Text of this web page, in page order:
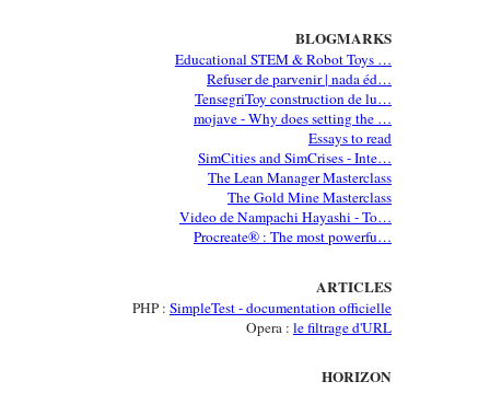
BLOGMARKS
Educational STEM & Robot Toys …
Refuser de parvenir | nada éd…
TensegriToy construction de lu…
mojave - Why does setting the …
Essays to read
SimCities and SimCrises - Inte…
The Lean Manager Masterclass
The Gold Mine Masterclass
Video de Nampachi Hayashi - To…
Procreate® : The most powerfu…
ARTICLES
PHP : SimpleTest - documentation officielle
Opera : le filtrage d'URL
HORIZON